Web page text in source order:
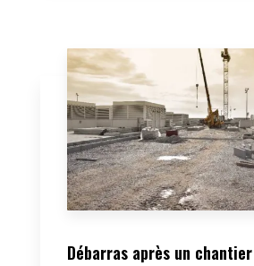
Débarras après un